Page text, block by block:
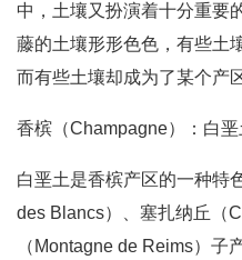
中，土壤又扮演着十分重要
藤的土壤形形色色，有些土
而有些土壤却成为了某个产
香槟（Champagne）：白垩
白垩土是香槟产区的一种特
des Blancs）、塞扎纳丘（
（Montagne de Reims）子